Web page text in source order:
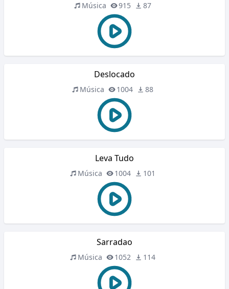
Música 915 87
Deslocado
Música 1004 88
Leva Tudo
Música 1004 101
Sarradao
Música 1052 114